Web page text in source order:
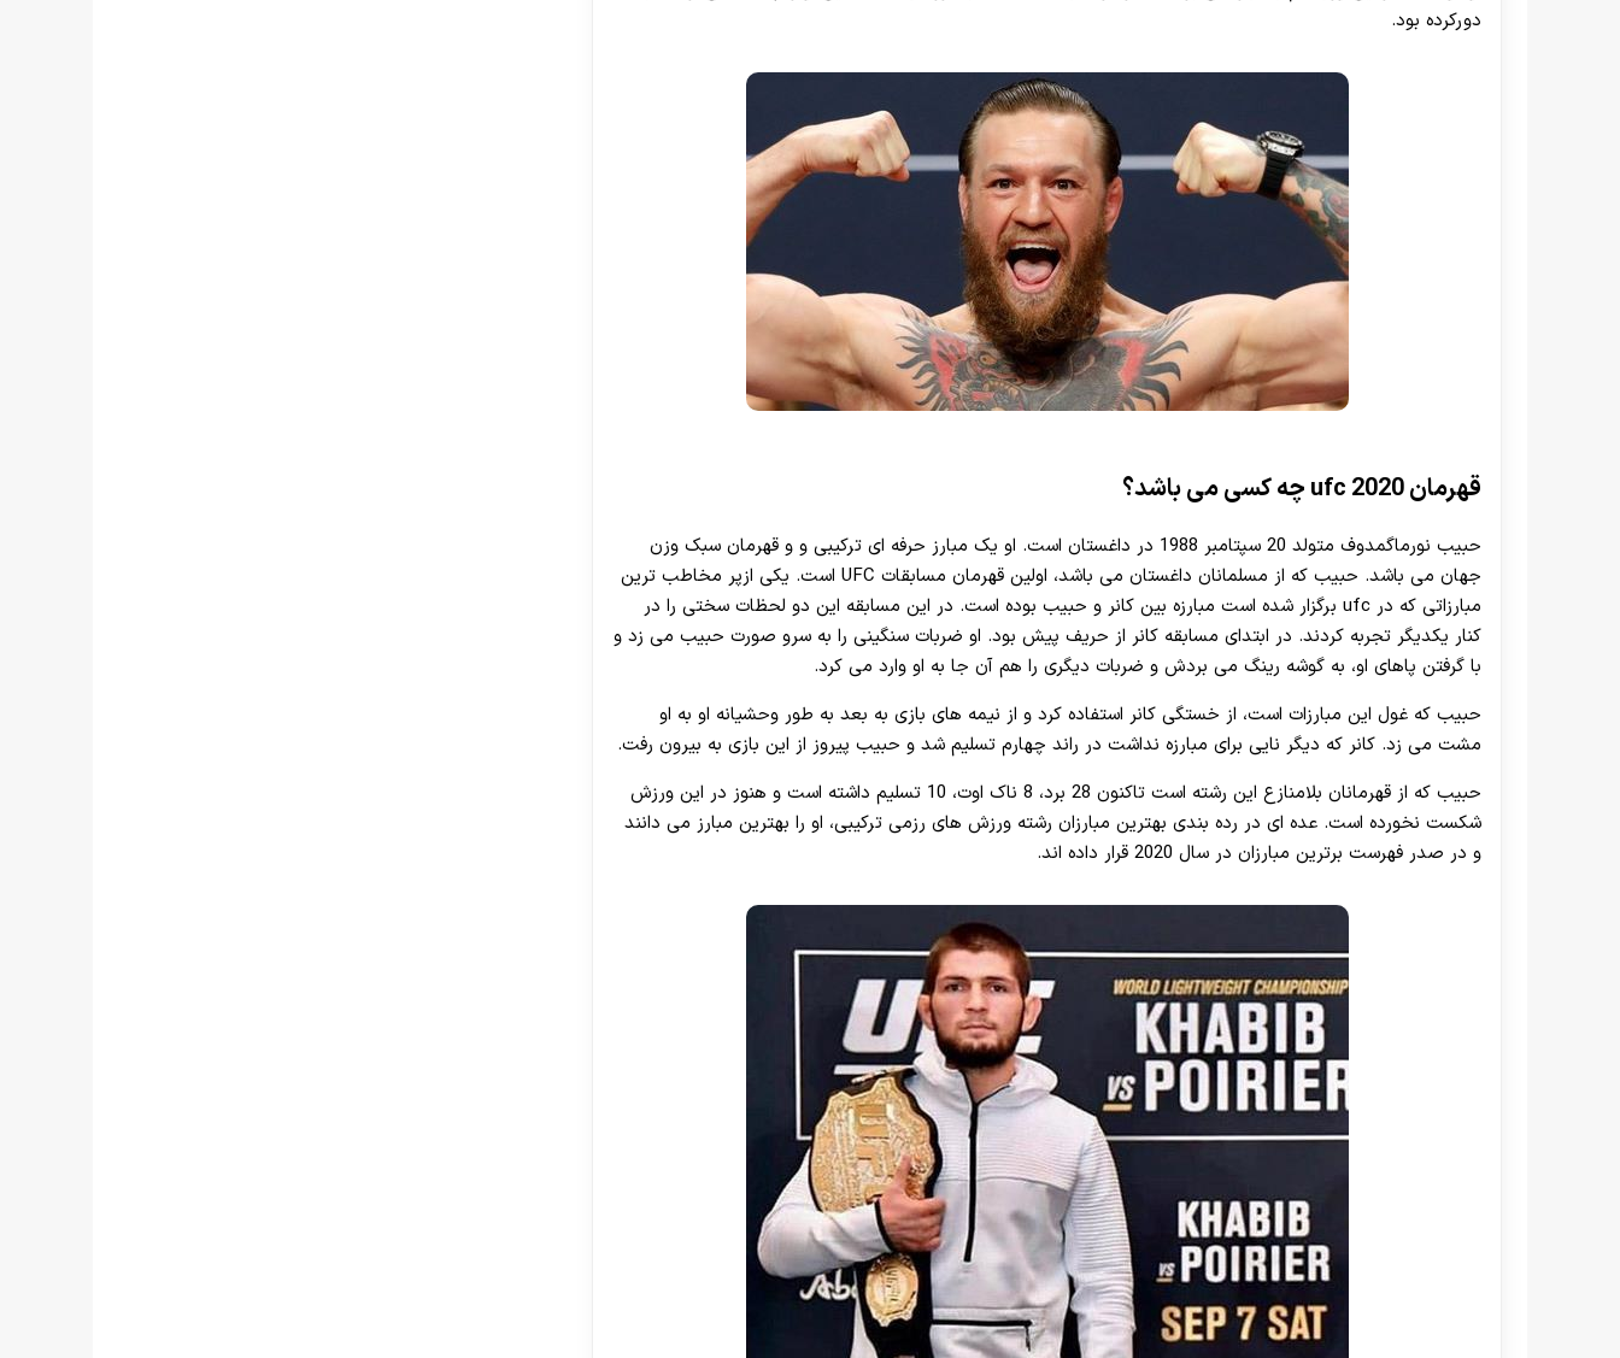
دورکرده بود.
قهرمان 2020 ufc چه کسی می باشد؟
حبیب نورماگمدوف متولد 20 سپتامبر 1988 در داغستان است. او یک مبارز حرفه ای ترکیبی و و قهرمان سبک وزن
جهان می باشد. حبیب که از مسلمانان داغستان می باشد، اولین قهرمان مسابقات UFC است. یکی ازپر مخاطب ترین
مبارزاتی که در ufc برگزار شده است مبارزه بین کانر و حبیب بوده است. در این مسابقه این دو لحظات سختی را در
کنار یکدیگر تجربه کردند. در ابتدای مسابقه کانر از حریف پیش بود. او ضربات سنگینی را به سرو صورت حبیب می زد و
با گرفتن پاهای او، به گوشه رینگ می بردش و ضربات دیگری را هم آن جا به او وارد می کرد.
حبیب که غول این مبارزات است، از خستگی کانر استفاده کرد و از نیمه های بازی به بعد به طور وحشیانه او به او
مشت می زد. کانر که دیگر نایی برای مبارزه نداشت در راند چهارم تسلیم شد و حبیب پیروز از این بازی به بیرون رفت.
حبیب که از قهرمانان بلامنازع این رشته است تاکنون 28 برد، 8 ناک اوت، 10 تسلیم داشته است و هنوز در این ورزش
شکست نخورده است. عده ای در رده بندی بهترین مبارزان رشته ورزش های رزمی ترکیبی، او را بهترین مبارز می دانند
و در صدر فهرست برترین مبارزان در سال 2020 قرار داده اند.